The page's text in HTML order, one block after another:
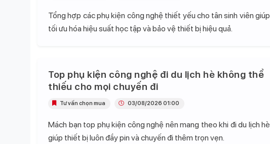
Tổng hợp các phụ kiện công nghệ thiết yếu cho tân sinh viên giúp
tối ưu hóa hiệu suất học tập và bảo vệ thiết bị hiệu quả.
Top phụ kiện công nghệ đi du lịch hè không thể
thiếu cho mọi chuyến đi
Mách bạn top phụ kiện công nghệ nên mang theo khi đi du lịch hè
giúp thiết bị luôn đầy pin và chuyến đi thêm trọn vẹn.
Tư vấn chọn mua 03/08/2026 01:00